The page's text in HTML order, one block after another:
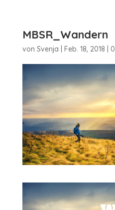
MBSR_Wandern
von Svenja Feb. 18, 2018